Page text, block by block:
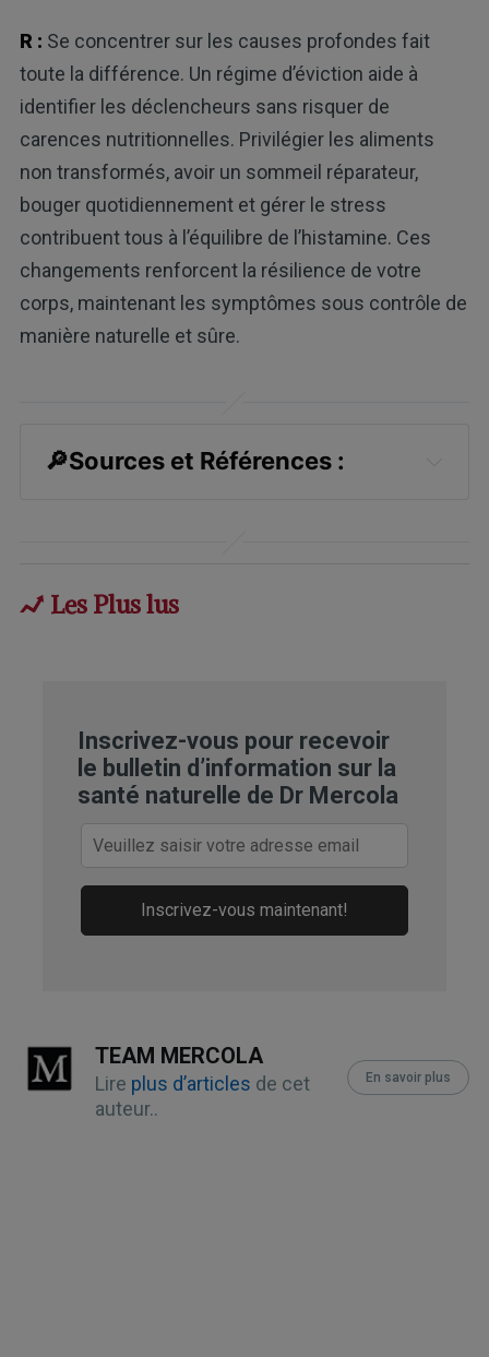
R : Se concentrer sur les causes profondes fait
toute la différence. Un régime d’éviction aide à
identifier les déclencheurs sans risquer de
carences nutritionnelles. Privilégier les aliments
non transformés, avoir un sommeil réparateur,
bouger quotidiennement et gérer le stress
contribuent tous à l’équilibre de l’histamine. Ces
changements renforcent la résilience de votre
corps, maintenant les symptômes sous contrôle de
manière naturelle et sûre.
🔎Sources et Références :
2 Ann Intern Med. 2000 Mar
Current Pediatrics May 11, 2024,
Volume 12, Pages 35-43
Les Plus lus
Inscrivez-vous pour recevoir
le bulletin d’information sur la
santé naturelle de Dr Mercola
Inscrivez-vous maintenant!
TEAM MERCOLA
Lire plus d’articles de cet
auteur..
En savoir plus